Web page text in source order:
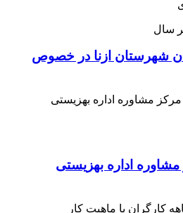
سال
شهرستان ازنا در خصوص
مشاوره اداره بهزیستی